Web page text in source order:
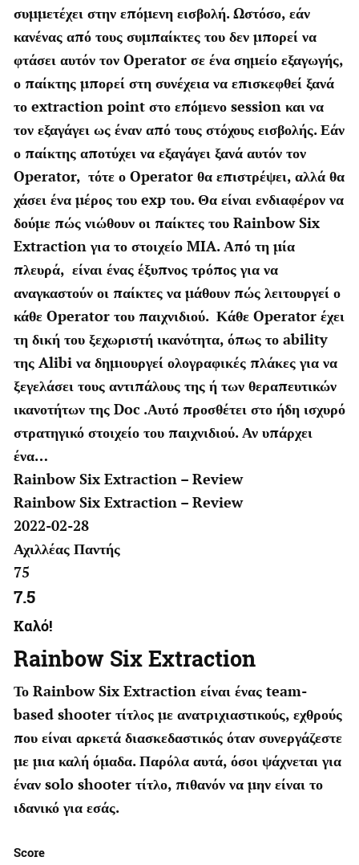
συμμετέχει στην επόμενη εισβολή. Ωστόσο, εάν
κανένας από τους συμπαίκτες του δεν μπορεί να
φτάσει αυτόν τον Operator σε ένα σημείο εξαγωγής,
ο παίκτης μπορεί στη συνέχεια να επισκεφθεί ξανά
το extraction point στο επόμενο session και να
τον εξαγάγει ως έναν από τους στόχους εισβολής. Εάν
ο παίκτης αποτύχει να εξαγάγει ξανά αυτόν τον
Operator, τότε ο Operator θα επιστρέψει, αλλά θα
χάσει ένα μέρος του exp του. Θα είναι ενδιαφέρον να
δούμε πώς νιώθουν οι παίκτες του Rainbow Six
Extraction για το στοιχείο MIA. Από τη μία
πλευρά, είναι ένας έξυπνος τρόπος για να
αναγκαστούν οι παίκτες να μάθουν πώς λειτουργεί ο
κάθε Operator του παιχνιδιού. Κάθε Operator έχει
τη δική του ξεχωριστή ικανότητα, όπως το ability
της Alibi να δημιουργεί ολογραφικές πλάκες για να
ξεγελάσει τους αντιπάλους της ή των θεραπευτικών
ικανοτήτων της Doc .Αυτό προσθέτει στο ήδη ισχυρό
στρατηγικό στοιχείο του παιχνιδιού. Αν υπάρχει
ένα…
Rainbow Six Extraction – Review
Rainbow Six Extraction – Review
2022-02-28
Αχιλλέας Παντής
75
7.5
Καλό!
Rainbow Six Extraction
Το Rainbow Six Extraction είναι ένας team-
based shooter τίτλος με ανατριχιαστικούς, εχθρούς
που είναι αρκετά διασκεδαστικός όταν συνεργάζεστε
με μια καλή όμαδα. Παρόλα αυτά, όσοι ψάχνεται για
έναν solo shooter τίτλο, πιθανόν να μην είναι το
ιδανικό για εσάς.
Score